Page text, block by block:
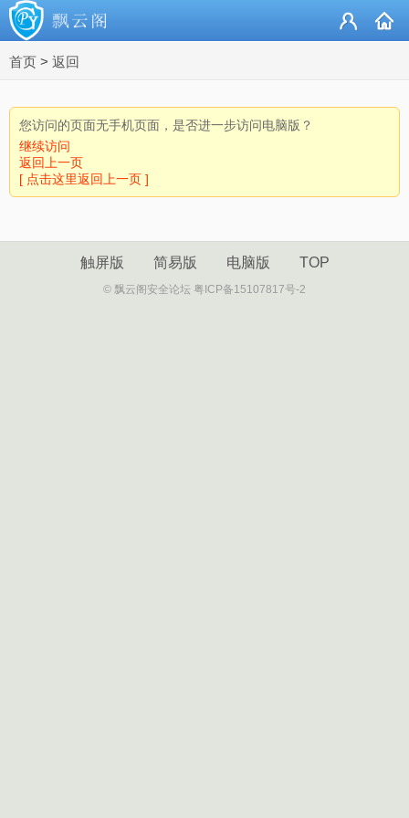
首页 > 返回
您访问的页面无手机页面，是否进一步访问电脑版？
继续访问
返回上一页
[ 点击这里返回上一页 ]
触屏版 简易版 电脑版 TOP
© 飘云阁安全论坛 粤ICP备15107817号-2